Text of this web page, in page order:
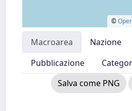
©
Macroarea Nazione
Pubblicazione
Salva come PNG